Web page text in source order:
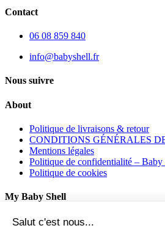
Contact
06 08 859 840
info@babyshell.fr
Nous suivre
About
Politique de livraisons & retour
CONDITIONS GÉNÉRALES
Mentions légales
Politique de confidentialité – Baby
Politique de cookies
My Baby Shell
Mon compte
Salut c'est nous...